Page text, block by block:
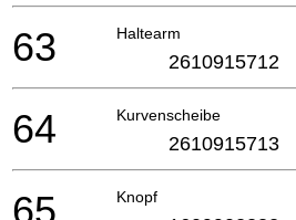
Haltearm
63 2610915712
Kurvenscheibe
64 2610915713
Knopf
65